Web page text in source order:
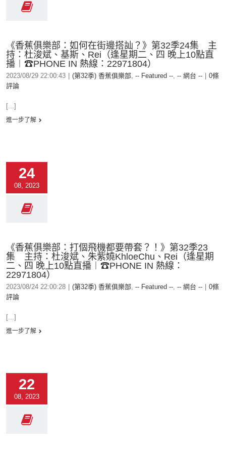
《香蕉俱樂部：如何在街邊搭訕？》第32季24集 主
持：杜浚斌、基斯、Rei（逢星期二、四 晚上10點直
播︱☎PHONE IN 熱線：22971804）
2023/08/29 22:00:43 (第32季) 香蕉俱樂部, -- Featured --, -- 網台 --
0條
評論
[...]
進一步了解
24
08, 2023
《香蕉俱樂部：打個飛機都要帶套？！》第32季23
集 主持：杜浚斌、朱紫嬈KhloeChu、Rei（逢星期
二、四 晚上10點直播︱☎PHONE IN 熱線：
22971804）
2023/08/24 22:00:28 (第32季) 香蕉俱樂部, -- Featured --, -- 網台 --
0條
評論
[...]
進一步了解
22
08, 2023